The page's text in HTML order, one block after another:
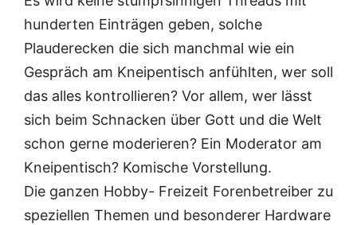
hunderten Einträgen geben, solche
Plauderecken die sich manchmal wie ein
Gespräch am Kneipentisch anfühlten, wer soll
das alles kontrollieren? Vor allem, wer lässt
sich beim Schnacken über Gott und die Welt
schon gerne moderieren? Ein Moderator am
Kneipentisch? Komische Vorstellung.
Die ganzen Hobby- Freizeit Forenbetreiber zu
speziellen Themen und besonderer Hardware